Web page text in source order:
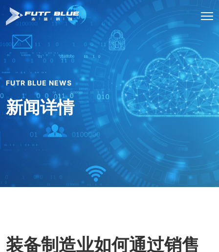
FUTR BLUE NEWS
新闻详情
装备制造业如何通过销售